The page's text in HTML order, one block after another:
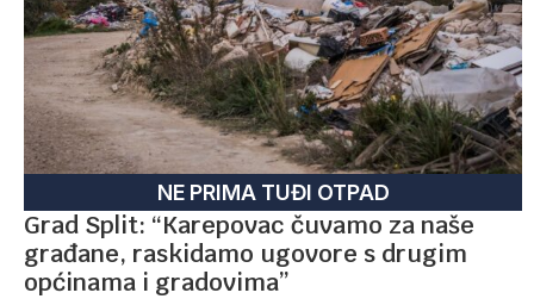
NE PRIMA TUĐI OTPAD
Grad Split: “Karepovac čuvamo za naše
građane, raskidamo ugovore s drugim
općinama i gradovima”